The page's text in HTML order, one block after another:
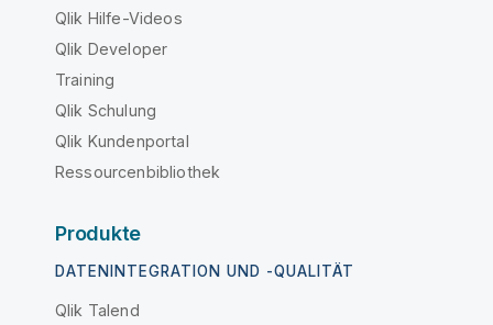
Qlik Hilfe-Videos
Qlik Developer
Training
Qlik Schulung
Qlik Kundenportal
Ressourcenbibliothek
Produkte
DATENINTEGRATION UND -QUALITÄT
Qlik Talend